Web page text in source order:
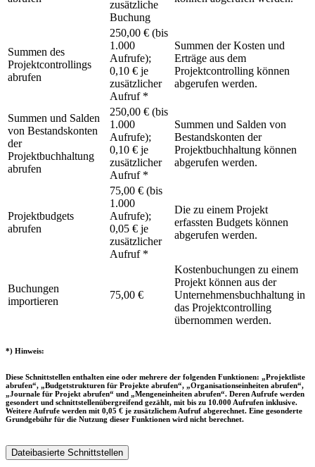
zusätzliche
Buchung
Summen des
Projektcontrollings
abrufen
250,00 € (bis
1.000
Aufrufe);
0,10 € je
zusätzlicher
Aufruf *
Summen der Kosten und
Erträge aus dem
Projektcontrolling können
abgerufen werden.
Summen und Salden
von Bestandskonten
der
Projektbuchhaltung
abrufen
250,00 € (bis
1.000
Aufrufe);
0,10 € je
zusätzlicher
Aufruf *
Summen und Salden von
Bestandskonten der
Projektbuchhaltung können
abgerufen werden.
Projektbudgets
abrufen
75,00 € (bis
1.000
Aufrufe);
0,05 € je
zusätzlicher
Aufruf *
Die zu einem Projekt
erfassten Budgets können
abgerufen werden.
Buchungen
importieren
75,00 €
Kostenbuchungen zu einem
Projekt können aus der
Unternehmensbuchhaltung in
das Projektcontrolling
übernommen werden.
*) Hinweis:
Diese Schnittstellen enthalten eine oder mehrere der folgenden Funktionen: „Projektliste
abrufen“, „Budgetstrukturen für Projekte abrufen“, „Organisationseinheiten abrufen“,
„Journale für Projekt abrufen“ und „Mengeneinheiten abrufen“. Deren Aufrufe werden
gesondert und schnittstellenübergreifend gezählt, mit bis zu 10.000 Aufrufen inklusive.
Weitere Aufrufe werden mit 0,05 € je zusätzlichem Aufruf abgerechnet. Eine gesonderte
Grundgebühr für die Nutzung dieser Funktionen wird nicht berechnet.
Dateibasierte Schnittstellen